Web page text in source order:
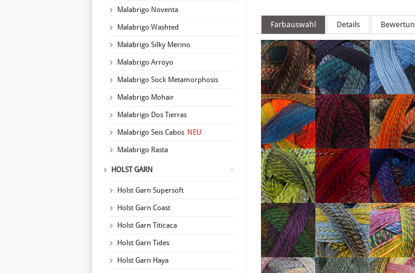
Malabrigo Noventa
Malabrigo Washted
Malabrigo Silky Merino
Malabrigo Arroyo
Malabrigo Sock Metamorphosis
Malabrigo Mohair
Malabrigo Dos Tierras
Malabrigo Seis Cabos NEU
Malabrigo Rasta
HOLST GARN
Holst Garn Supersoft
Holst Garn Coast
Holst Garn Titicaca
Holst Garn Tides
Holst Garn Haya
Farbauswahl Details